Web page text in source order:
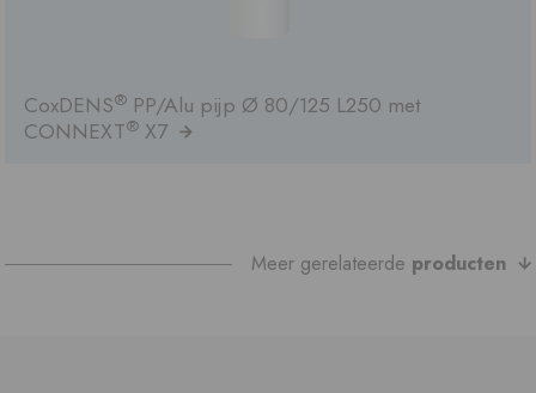
CoxDENS® PP/Alu pijp Ø 80/125 L250 met
CONNEXT® X7
Meer gerelateerde producten